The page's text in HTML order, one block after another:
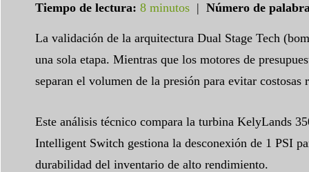
Tiempo de lectura: 8 minutos| Número de
La validación de la arquitectura Dual Stage Tech
una sola etapa. Mientras que los motores de
separan el volumen de la presión para evitar costosas
Este análisis técnico compara la turbina KelyLands
Intelligent Switch gestiona la desconexión de 1 PSI
durabilidad del inventario de alto rendimiento.